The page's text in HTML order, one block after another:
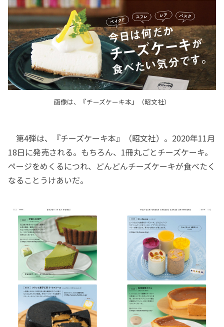
画像は、『チーズケーキ本』（昭文社）
第4弾は、『チーズケーキ本』（昭文社）。2020年11月
18日に発売される。もちろん、1冊丸ごとチーズケーキ。
ページをめくるにつれ、どんどんチーズケーキが食べたく
なることうけあいだ。